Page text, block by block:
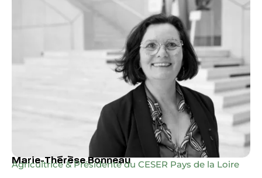
Marie-Thérèse Bonneau
Agricultrice & Présidente du CESER Pays de la Loire